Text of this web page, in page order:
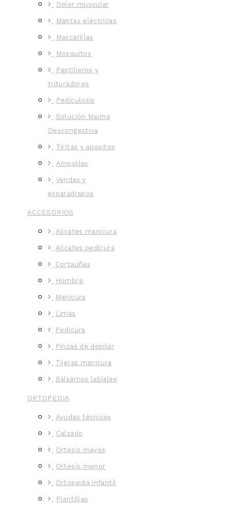
Dolor muscular
Mantas eléctricas
Mascarillas
Mosquitos
Pastilleros y
trituradores
Pediculosis
Solución Marina
Descongestiva
Tiritas y apositos
Ampollas
Vendas y
esparadrapos
ACCESORIOS
Alicates manicura
Alicates pedicura
Cortauñas
Hombre
Manicura
Limas
Pedicura
Pinzas de depilar
Tijeras manicura
Bálsamos labiales
ORTOPEDIA
Ayudas técnicas
Calzado
Ortesis mayos
Ortesis menor
Ortopedia infantil
Plantillas